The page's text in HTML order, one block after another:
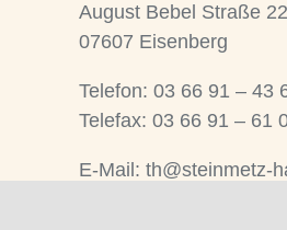
August Bebel Straße 22
07607 Eisenberg
Telefon: 03 66 91 – 43
Telefax: 03 66 91 – 61
E-Mail: th@steinmetz-